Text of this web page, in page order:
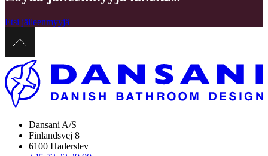
Etsi jälleenmyyjä
Dansani A/S
Finlandsvej 8
6100 Haderslev